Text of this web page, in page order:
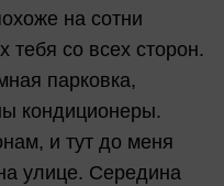
на сотни
со всех сторон.
парковка,
кондиционеры.
и тут до меня
улице. Середина